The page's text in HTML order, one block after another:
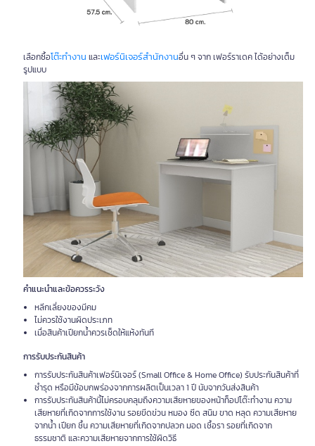
เลือกซื้อโต๊ะทำงาน และเฟอร์นิเจอร์สำนักงานอื่น ๆ จาก เฟอร์ราเดค ได้อย่างเต็ม
รูปแบบ
คำแนะนำและข้อควรระวัง
หลีกเลี่ยงของมีคม
ไม่ควรใช้งานผิดประเภท
เมื่อสินค้าเปียกน้ำควรเช็ดให้แห้งทันที
การรับประกันสินค้า
การรับประกันสินค้าเฟอร์นิเจอร์ (Small Office & Home Office) รับประกันสินค้าที่
ชำรุด หรือมีข้อบกพร่องจากการผลิตเป็นเวลา 1 ปี นับจากวันส่งสินค้า
การรับประกันสินค้านี้ไม่ครอบคลุมถึงความเสียหายของหน้าท็อปโต๊ะทำงาน ความ
เสียหายที่เกิดจากการใช้งาน รอยขีดข่วน หมอง ซีด สนิม ขาด หลุด ความเสียหาย
จากน้ำ เปียก ชื้น ความเสียหายที่เกิดจากปลวก มอด เชื้อรา รอยที่เกิดจาก
ธรรมชาติ และความเสียหายจากการใช้ผิดวิธี